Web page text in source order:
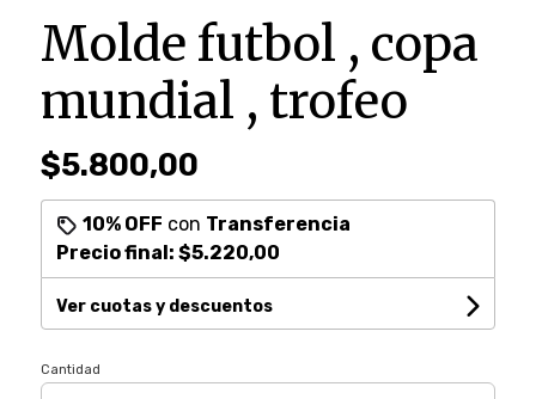
Molde futbol , copa
mundial , trofeo
$5.800,00
10% OFF con Transferencia
Precio final: $5.220,00
Ver cuotas y descuentos
Cantidad